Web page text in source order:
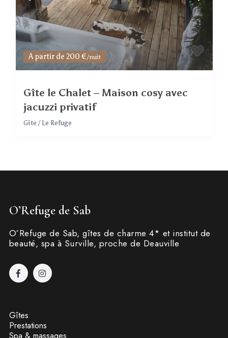
A partir de 200 €/nuit
Gîte le Chalet – Maison cosy avec
jacuzzi privatif
Gîte / Le Refuge
O’Refuge de Sab
O’Refuge de Sab, gîtes de charme 4* et institut de
beauté, spa à Surville, proche de Deauville
Gîtes
Prestations
Spa & massages